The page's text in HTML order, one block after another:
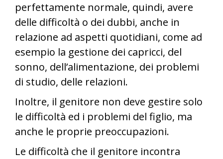
perfettamente normale, quindi, avere
delle difficoltà o dei dubbi, anche in
relazione ad aspetti quotidiani, come ad
esempio la gestione dei capricci, del
sonno, dell’alimentazione, dei problemi
di studio, delle relazioni.
Inoltre, il genitore non deve gestire solo
le difficoltà ed i problemi del figlio, ma
anche le proprie preoccupazioni.
Le difficoltà che il genitore incontra